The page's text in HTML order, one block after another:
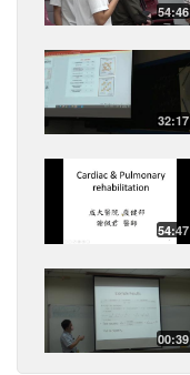
54:46
32:17
54:47
00:39